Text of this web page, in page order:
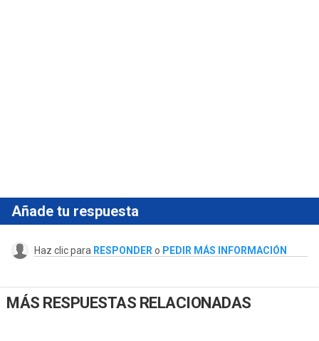
Añade tu respuesta
Haz clic para RESPONDER o PEDIR MÁS INFORMACIÓN
MÁS RESPUESTAS RELACIONADAS